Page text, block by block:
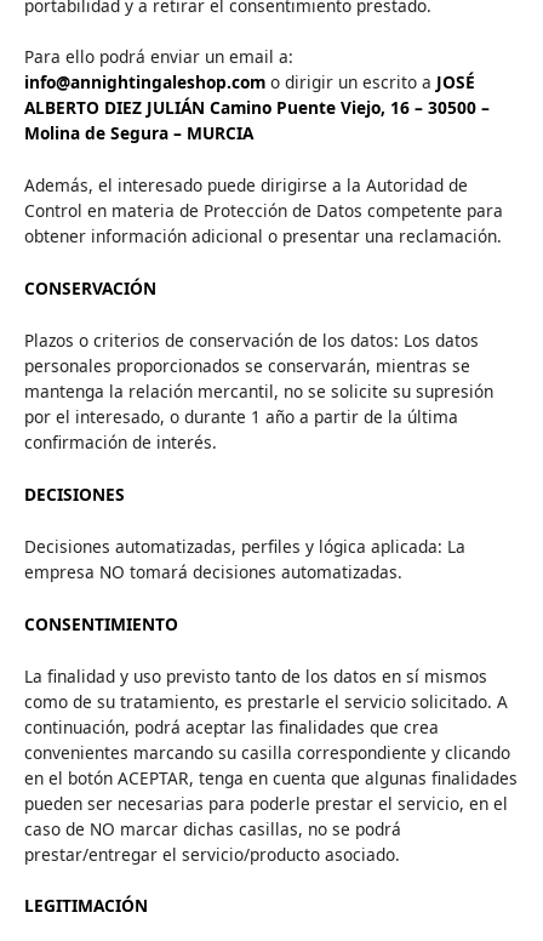
portabilidad y a retirar el consentimiento prestado.
Para ello podrá enviar un email a:
info@annightingaleshop.com o dirigir un escrito a JOSÉ
ALBERTO DIEZ JULIÁN Camino Puente Viejo, 16 – 30500 –
Molina de Segura – MURCIA
Además, el interesado puede dirigirse a la Autoridad de
Control en materia de Protección de Datos competente para
obtener información adicional o presentar una reclamación.
CONSERVACIÓN
Plazos o criterios de conservación de los datos: Los datos
personales proporcionados se conservarán, mientras se
mantenga la relación mercantil, no se solicite su supresión
por el interesado, o durante 1 año a partir de la última
confirmación de interés.
DECISIONES
Decisiones automatizadas, perfiles y lógica aplicada: La
empresa NO tomará decisiones automatizadas.
CONSENTIMIENTO
La finalidad y uso previsto tanto de los datos en sí mismos
como de su tratamiento, es prestarle el servicio solicitado. A
continuación, podrá aceptar las finalidades que crea
convenientes marcando su casilla correspondiente y clicando
en el botón ACEPTAR, tenga en cuenta que algunas finalidades
pueden ser necesarias para poderle prestar el servicio, en el
caso de NO marcar dichas casillas, no se podrá
prestar/entregar el servicio/producto asociado.
LEGITIMACIÓN